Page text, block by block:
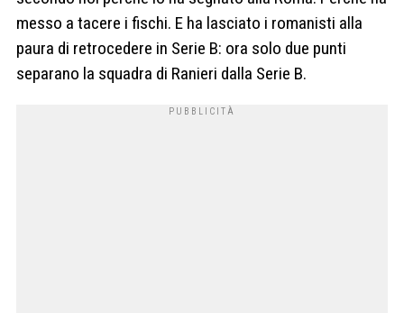
messo a tacere i fischi. E ha lasciato i romanisti alla
paura di retrocedere in Serie B: ora solo due punti
separano la squadra di Ranieri dalla Serie B.